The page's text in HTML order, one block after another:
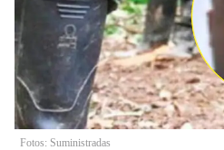
Fotos: Suministradas